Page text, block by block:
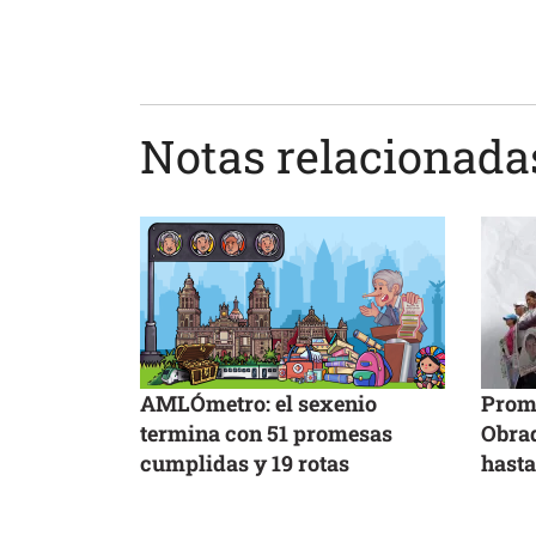
Notas
AMLÓmetro: el sexenio
termina con 51 promesas
cumplidas y 19 rotas